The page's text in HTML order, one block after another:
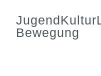
Bewegung